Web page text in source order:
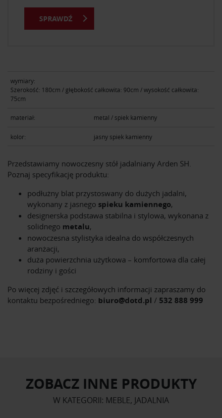
wymiary:
Szerokość: 180cm / głębokość całkowita: 90cm / wysokość całkowita:
75cm
materiał: metal / spiek kamienny
kolor: jasny spiek kamienny
Przedstawiamy nowoczesny stół jadalniany Arden SH.
Poznaj specyfikację produktu:
podłużny blat przystoswany do dużych jadalni,
wykonany z jasnego spieku kamiennego,
designerska podstawa stabilna i stylowa, wykonana z
solidnego metalu,
nowoczesna stylistyka idealna do współczesnych
aranżacji,
duża powierzchnia użytkowa – komfortowa dla całej
rodziny i gości
Po więcej zdjęć i szczegółowych informacji zapraszamy do
kontaktu bezpośredniego: biuro@dotd.pl / 532 888 999
SPRAWDŹ
ZOBACZ INNE PRODUKTY
W KATEGORII: MEBLE, JADALNIA